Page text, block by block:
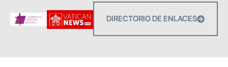
DIRECTORIO DE ENLACES